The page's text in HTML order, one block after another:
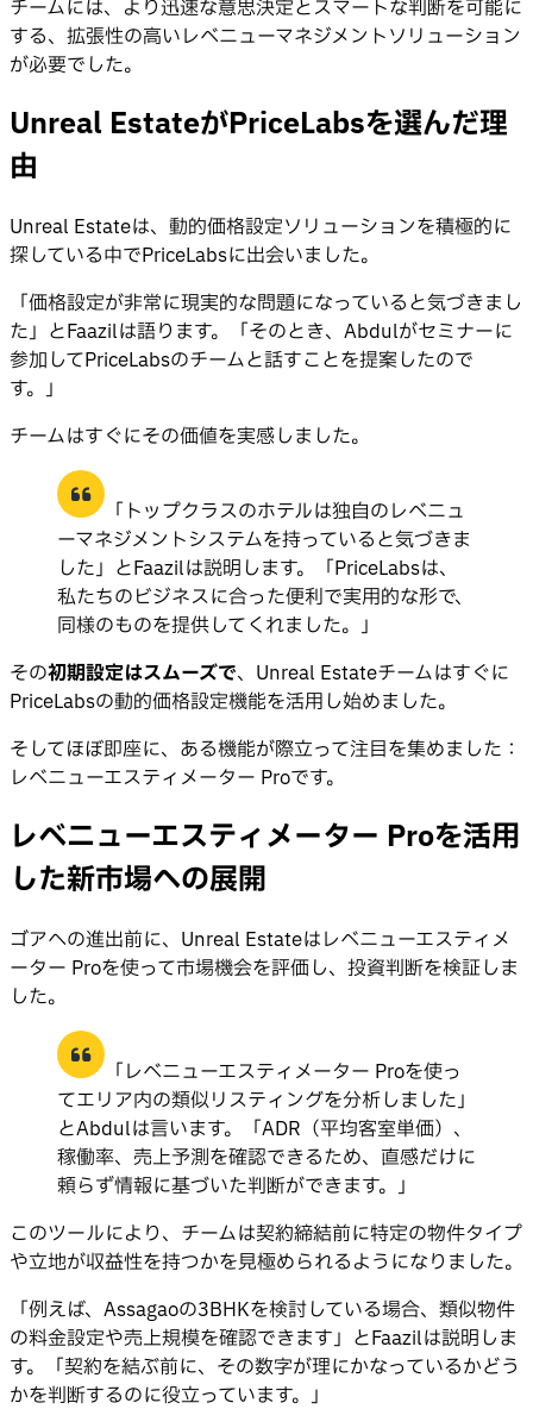
チームには、より迅速な意思決定とスマートな判断を可能に
する、拡張性の高いレベニューマネジメントソリューション
が必要でした。
Unreal EstateがPriceLabsを選んだ理
由
Unreal Estateは、動的価格設定ソリューションを積極的に
探している中でPriceLabsに出会いました。
「価格設定が非常に現実的な問題になっていると気づきまし
た」とFaazilは語ります。「そのとき、Abdulがセミナーに
参加してPriceLabsのチームと話すことを提案したので
す。」
チームはすぐにその価値を実感しました。
「トップクラスのホテルは独自のレベニュ
ーマネジメントシステムを持っていると気づきま
した」とFaazilは説明します。「PriceLabsは、
私たちのビジネスに合った便利で実用的な形で、
同様のものを提供してくれました。」
その初期設定はスムーズで、Unreal Estateチームはすぐに
PriceLabsの動的価格設定機能を活用し始めました。
そしてほぼ即座に、ある機能が際立って注目を集めました：
レベニューエスティメーター Proです。
レベニューエスティメーター Proを活用
した新市場への展開
ゴアへの進出前に、Unreal Estateはレベニューエスティメ
ーター Proを使って市場機会を評価し、投資判断を検証しま
した。
「レベニューエスティメーター Proを使っ
てエリア内の類似リスティングを分析しました」
とAbdulは言います。「ADR（平均客室単価）、
稼働率、売上予測を確認できるため、直感だけに
頼らず情報に基づいた判断ができます。」
このツールにより、チームは契約締結前に特定の物件タイプ
や立地が収益性を持つかを見極められるようになりました。
「例えば、Assagaoの3BHKを検討している場合、類似物件
の料金設定や売上規模を確認できます」とFaazilは説明しま
す。「契約を結ぶ前に、その数字が理にかなっているかどう
かを判断するのに役立っています。」